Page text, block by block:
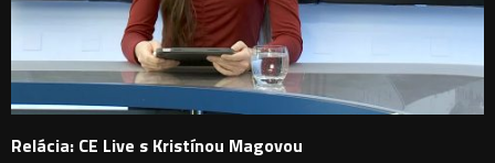
Relácia: CE Live s Kristínou Magovou